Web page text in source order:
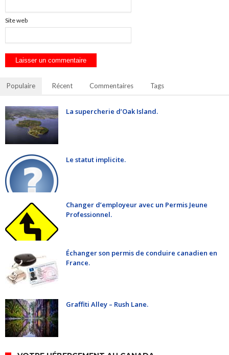
Site web
Populaire Récent Commentaires Tags
La supercherie d’Oak Island.
Le statut implicite.
Changer d’employeur avec un Permis Jeune
Professionnel.
Échanger son permis de conduire canadien en
France.
Graffiti Alley – Rush Lane.